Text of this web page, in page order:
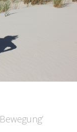
Bewegung’